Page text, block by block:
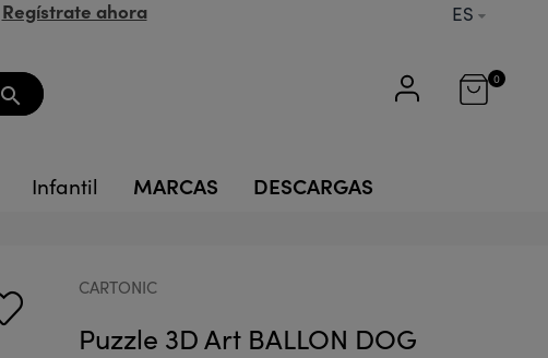
Regístrate ahora ES
search
0
Infantil MARCAS DESCARGAS
CARTONIC
Puzzle 3D Art BALLON DOG